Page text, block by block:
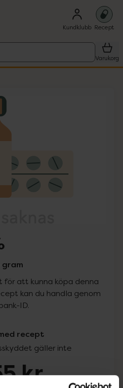
Kundklubb Recept
Varukorg
1 objekt.
gram
för att kunna köpa denna
kan du handla genom
ID.
recept
gäller inte
kr